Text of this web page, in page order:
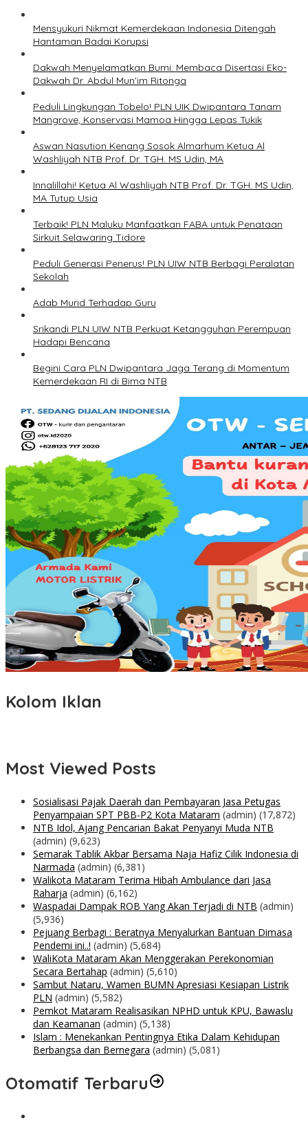
Mensyukuri Nikmat Kemerdekaan Indonesia Ditengah
Hantaman Badai Korupsi
Dakwah Menyelamatkan Bumi: Membaca Disertasi Eko-
Dakwah Dr. Abdul Mun’im Ritonga
Peduli Lingkungan Tobelo! PLN UIK Dwipantara Tanam
Mangrove, Konservasi Mamoa Hingga Lepas Tukik
Aswan Nasution Kenang Sosok Almarhum Ketua Al
Washliyah NTB Prof. Dr. TGH. MS Udin, MA
Innalillahi! Ketua Al Washliyah NTB Prof. Dr. TGH. MS Udin,
MA Tutup Usia
Terbaik! PLN Maluku Manfaatkan FABA untuk Penataan
Sirkuit Selawaring Tidore
Peduli Generasi Penerus! PLN UIW NTB Berbagi Peralatan
Sekolah
Adab Murid Terhadap Guru
Srikandi PLN UIW NTB Perkuat Ketangguhan Perempuan
Hadapi Bencana
Begini Cara PLN Dwipantara Jaga Terang di Momentum
Kemerdekaan RI di Bima NTB
Kolom Iklan
Most Viewed Posts
Sosialisasi Pajak Daerah dan Pembayaran Jasa Petugas
Penyampaian SPT PBB-P2 Kota Mataram (admin) (17,872)
NTB Idol, Ajang Pencarian Bakat Penyanyi Muda NTB
(admin) (9,623)
Semarak Tablik Akbar Bersama Naja Hafiz Cilik Indonesia di
Narmada (admin) (6,381)
Walikota Mataram Terima Hibah Ambulance dari Jasa
Raharja (admin) (6,162)
Waspadai Dampak ROB Yang Akan Terjadi di NTB (admin)
(5,936)
Pejuang Berbagi : Beratnya Menyalurkan Bantuan Dimasa
Pendemi ini..! (admin) (5,684)
WaliKota Mataram Akan Menggerakan Perekonomian
Secara Bertahap (admin) (5,610)
Sambut Nataru, Wamen BUMN Apresiasi Kesiapan Listrik
PLN (admin) (5,582)
Pemkot Mataram Realisasikan NPHD untuk KPU, Bawaslu
dan Keamanan (admin) (5,138)
Islam : Menekankan Pentingnya Etika Dalam Kehidupan
Berbangsa dan Bernegara (admin) (5,081)
Otomatif Terbaru